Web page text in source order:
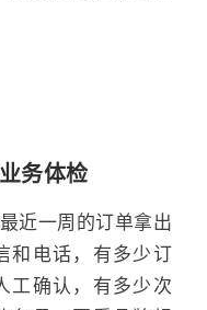
务体检
近一周的订单拿出
和电话，有多少订
工确认，有多少次